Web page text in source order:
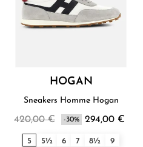
HOGAN
Sneakers Homme Hogan
420,00 € -30% 294,00 €
5 5½ 6 7 8½ 9